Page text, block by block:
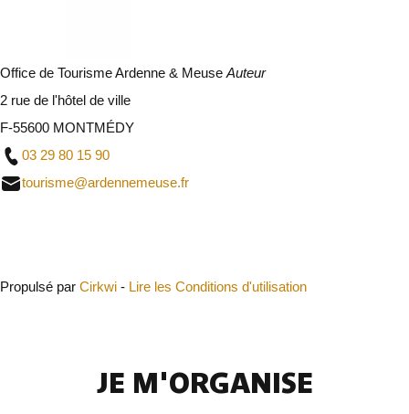
Office de Tourisme Ardenne & Meuse Auteur
2 rue de l'hôtel de ville
F-55600 MONTMÉDY
03 29 80 15 90
tourisme@ardennemeuse.fr
Propulsé par Cirkwi - Lire les Conditions d'utilisation
JE M'ORGANISE